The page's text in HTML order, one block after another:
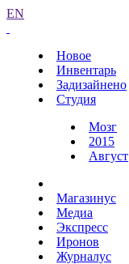
EN
Новое
Инвентарь
Задизайнено
Студия
Мозг
2015
Август
Магазинус
Медиа
Экспресс
Иронов
Журналус